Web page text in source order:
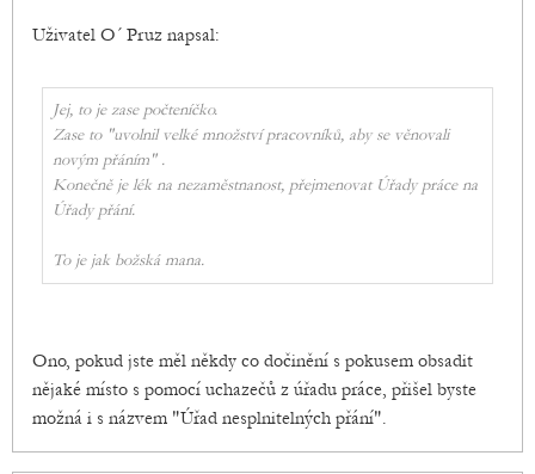
Uživatel O´ Pruz napsal:
Jej, to je zase počteníčko.
Zase to "uvolnil velké množství pracovníků, aby se věnovali
novým přáním" .
Konečně je lék na nezaměstnanost, přejmenovat Úřady práce na
Úřady přání.
To je jak božská mana.
Ono, pokud jste měl někdy co dočinění s pokusem obsadit
nějaké místo s pomocí uchazečů z úřadu práce, přišel byste
možná i s názvem "Úřad nesplnitelných přání".